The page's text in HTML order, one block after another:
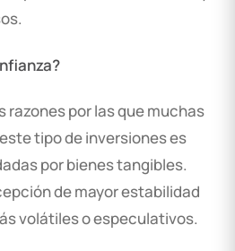
razones por las que muchas
tipo de inversiones es
por bienes tangibles.
de mayor estabilidad
volátiles o especulativos.